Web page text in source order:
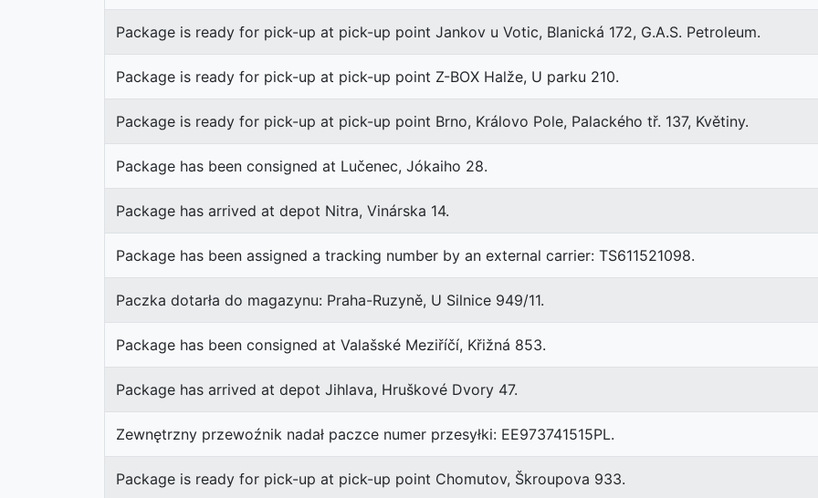
Package is ready for pick-up at pick-up point Jankov u Votic, Blanická 172, G.A.S. Petroleum.
Package is ready for pick-up at pick-up point Z-BOX Halže, U parku 210.
Package is ready for pick-up at pick-up point Brno, Královo Pole, Palackého tř. 137, Květiny.
Package has been consigned at Lučenec, Jókaiho 28.
Package has arrived at depot Nitra, Vinárska 14.
Package has been assigned a tracking number by an external carrier: TS611521098.
Paczka dotarła do magazynu: Praha-Ruzyně, U Silnice 949/11.
Package has been consigned at Valašské Meziříčí, Křižná 853.
Package has arrived at depot Jihlava, Hruškové Dvory 47.
Zewnętrzny przewoźnik nadał paczce numer przesyłki: EE973741515PL.
Package is ready for pick-up at pick-up point Chomutov, Škroupova 933.